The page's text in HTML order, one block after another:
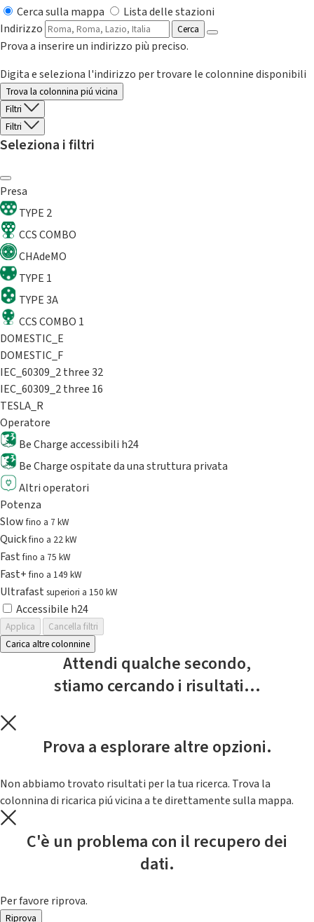
Cerca sulla mappa
Lista delle stazioni
Indirizzo
Cerca
Prova a inserire un indirizzo più preciso.
Digita e seleziona l'indirizzo per trovare le colonnine disponibili
Trova la colonnina piú vicina
Filtri
Filtri
Seleziona i filtri
Presa
TYPE 2
CCS COMBO
CHAdeMO
TYPE 1
TYPE 3A
CCS COMBO 1
DOMESTIC_E
DOMESTIC_F
IEC_60309_2 three 32
IEC_60309_2 three 16
TESLA_R
Operatore
Be Charge accessibili h24
Be Charge ospitate da una struttura privata
Altri operatori
Potenza
Slowfino a 7 kW
Quickfino a 22 kW
Fastfino a 75 kW
Fast+fino a 149 kW
Ultrafast superiori a 150 kW
Accessibile h24
Applica
Cancella filtri
Carica altre colonnine
Attendi qualche secondo,
stiamo cercando i risultati...
Prova a esplorare altre opzioni.
Non abbiamo trovato risultati per la tua ricerca. Trova la
colonnina di ricarica piú vicina a te direttamente sulla mappa.
C'è un problema con il recupero dei
dati.
Per favore riprova.
Riprova